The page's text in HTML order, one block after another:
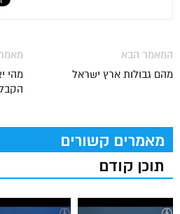
מהי
המאמר הבא
מהם גבולות ארץ ישראל
מאמרים קשורים
תוכן קודם